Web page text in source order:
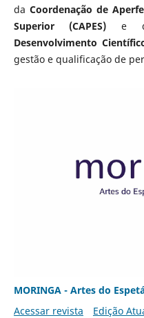
da Coordenação de
Superior (CAPES) e
Desenvolvimento
gestão e qualificação de
MORINGA - Artes do
Acessar revista
Edição